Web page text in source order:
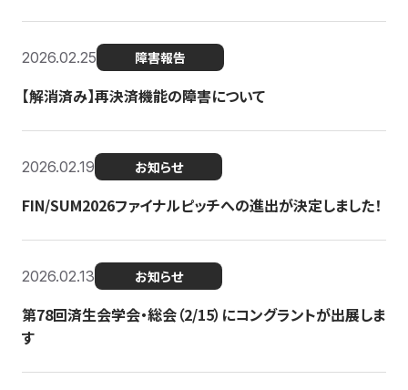
2026.02.25 障害報告
【解消済み】再決済機能の障害について
2026.02.19 お知らせ
FIN/SUM2026ファイナルピッチへの進出が決定しました！
2026.02.13 お知らせ
第78回済生会学会・総会（2/15）にコングラントが出展しま
す